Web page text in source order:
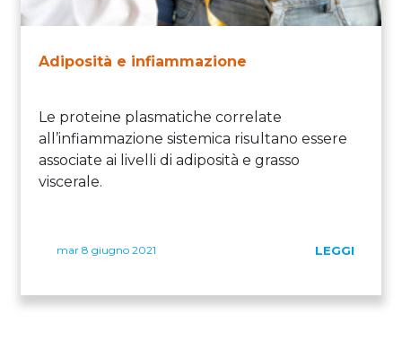
Adiposità e infiammazione
Le proteine plasmatiche correlate
all’infiammazione sistemica risultano essere
associate ai livelli di adiposità e grasso
viscerale.
mar 8 giugno 2021 LEGGI